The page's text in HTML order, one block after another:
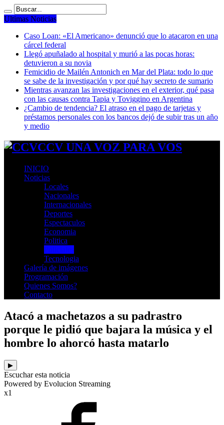
Ultimas Noticias
Caso Loan: «El Americano» denunció que lo atacaron en una
cárcel federal
Llegó apuñalado al hospital y murió a las pocas horas:
detuvieron a su novia
Femicidio de Mailén Antonich en Mar del Plata: todo lo que
se sabe de la investigación y por qué hay secreto de sumario
Mientras avanzan las investigaciones en el exterior, qué pasa
con las causas contra Tapia y Toviggino en Argentina
¿Cambio de tendencia? El atraso en el pago de tarjetas y
préstamos personales con los bancos dejó de subir tras un año
y medio
CCV UNA VOZ PARA VOS
INICIO
Noticias
Locales
Nacionales
Internacionales
Deportes
Espectaculos
Economia
Politica
Tecnologia
Galería de imágenes
Programación
Quienes Somos?
Contacto
Atacó a machetazos a su padrastro
porque le pidió que bajara la música y el
hombre lo ahorcó hasta matarlo
▶
Escuchar esta noticia
Powered by Evolucion Streaming
x1